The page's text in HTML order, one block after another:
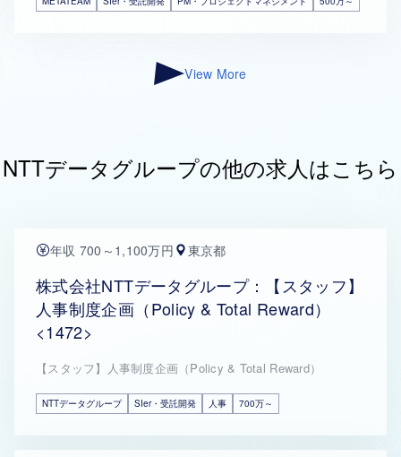
View More
NTTデータグループの他の求人はこちら
年収 700～1,100万円 東京都
株式会社NTTデータグループ：【スタッフ】
人事制度企画（Policy & Total Reward）
<1472>
【スタッフ】人事制度企画（Policy & Total Reward）
NTTデータグループ SIer・受託開発 人事 700万～